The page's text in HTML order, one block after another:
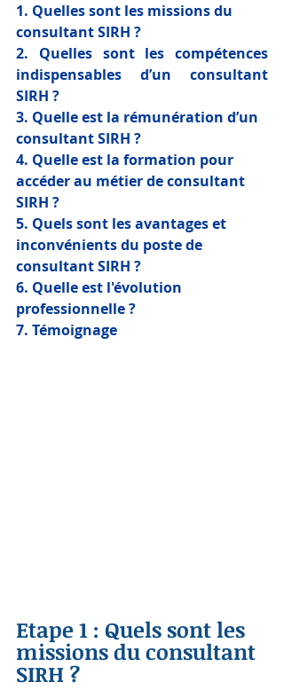
1. Quelles sont les missions du
consultant SIRH ?
2. Quelles sont les compétences
indispensables d’un consultant
SIRH ?
3. Quelle est la rémunération d’un
consultant SIRH ?
4. Quelle est la formation pour
accéder au métier de consultant
SIRH ?
5. Quels sont les avantages et
inconvénients du poste de
consultant SIRH ?
6. Quelle est l'évolution
professionnelle ?
7. Témoignage
Etape 1 : Quels sont les
missions du consultant
SIRH ?